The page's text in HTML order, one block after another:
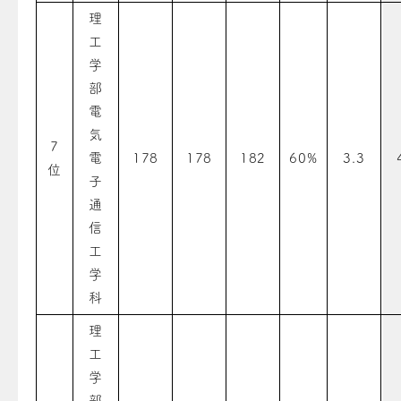
7
位
理
工
学
部
電
気
電
子
通
信
工
学
科
178 178 182 60% 3.3
理
工
学